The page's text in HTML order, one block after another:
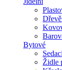
Bytové
Židle